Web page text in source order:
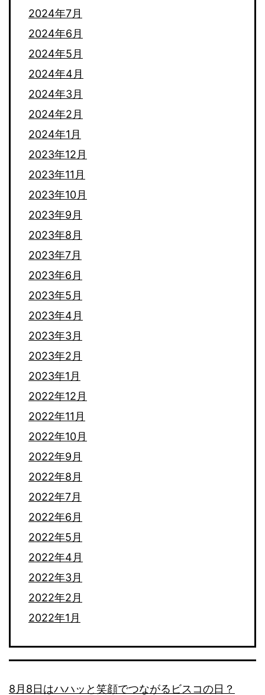
2024年7月
2024年6月
2024年5月
2024年4月
2024年3月
2024年2月
2024年1月
2023年12月
2023年11月
2023年10月
2023年9月
2023年8月
2023年7月
2023年6月
2023年5月
2023年4月
2023年3月
2023年2月
2023年1月
2022年12月
2022年11月
2022年10月
2022年9月
2022年8月
2022年7月
2022年6月
2022年5月
2022年4月
2022年3月
2022年2月
2022年1月
8月8日はハハッと笑顔でつながるビスコの日？